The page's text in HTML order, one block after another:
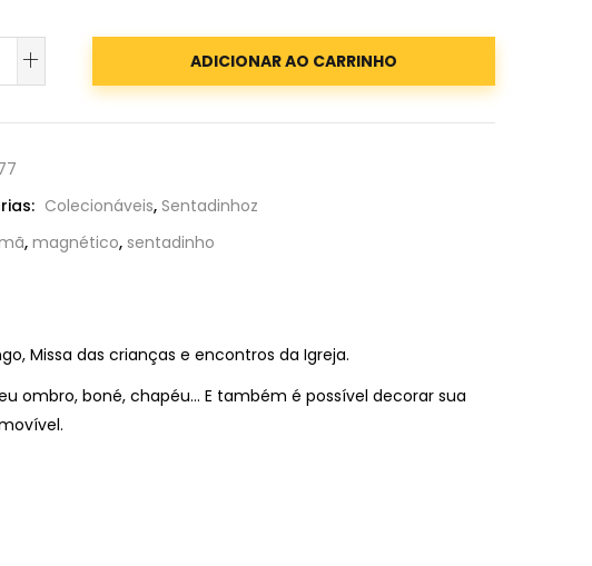
ADICIONAR AO CARRINHO
Colecionáveis, Sentadinhoz
, magnético, sentadinho
Missa das crianças e encontros da Igreja.
ombro, boné, chapéu… E também é possível decorar sua